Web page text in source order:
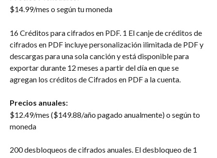
$14.99/mes o según tu moneda
16 Créditos para cifrados en PDF. 1 El canje de créditos de
cifrados en PDF incluye personalización ilimitada de PDF y
descargas para una sola canción y está disponible para
exportar durante 12 meses a partir del día en que se
agregan los créditos de Cifrados en PDF a la cuenta.
Precios anuales:
$12.49/mes ($149.88/año pagado anualmente) o según to
moneda
200 desbloqueos de cifrados anuales. El desbloqueo de 1